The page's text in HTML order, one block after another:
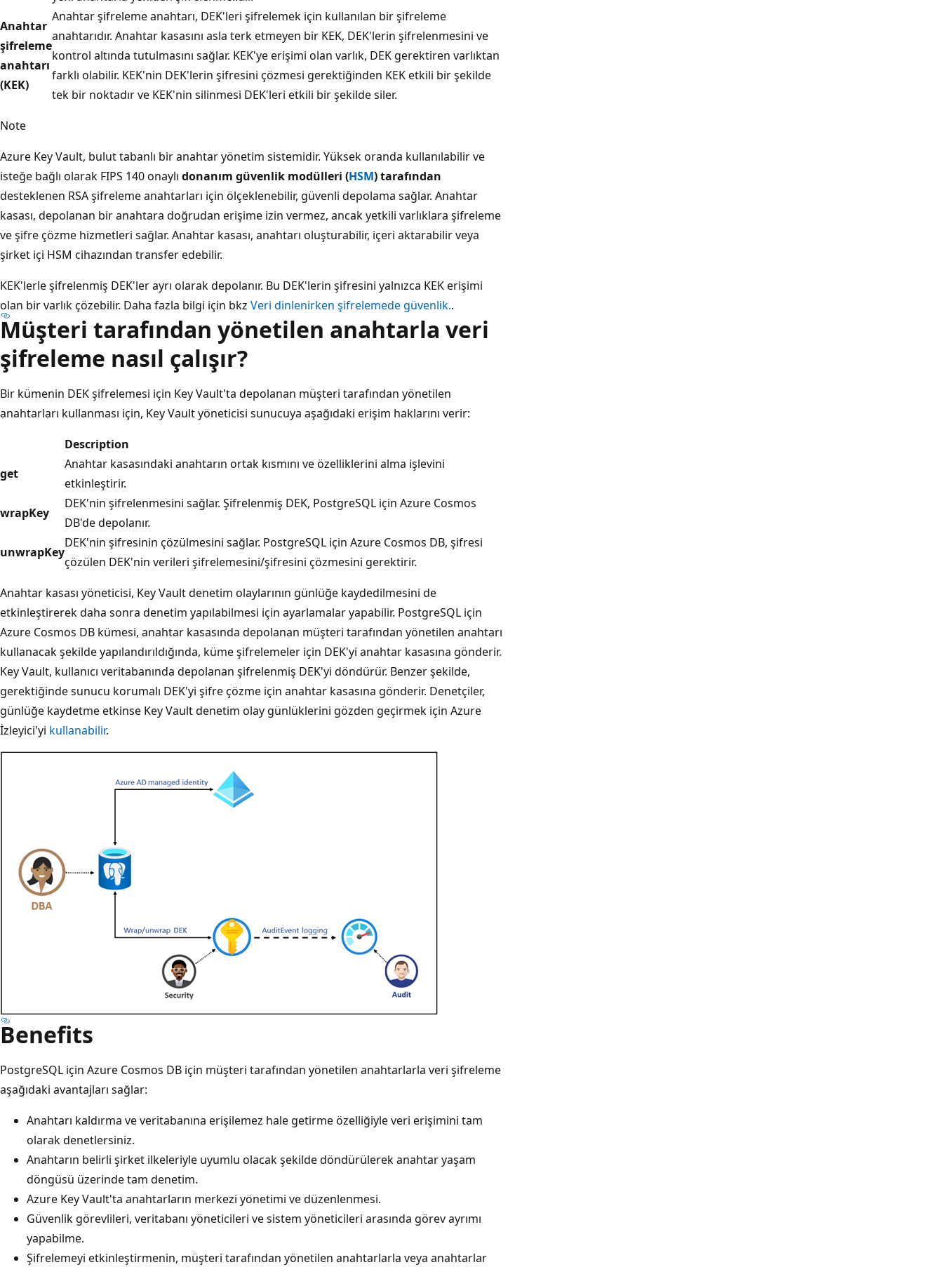
Anahtar
şifreleme
anahtarı
(KEK)
Anahtar şifreleme anahtarı, DEK'leri şifrelemek için kullanılan bir şifreleme
anahtarıdır. Anahtar kasasını asla terk etmeyen bir KEK, DEK'lerin şifrelenmesini ve
kontrol altında tutulmasını sağlar. KEK'ye erişimi olan varlık, DEK gerektiren varlıktan
farklı olabilir. KEK'nin DEK'lerin şifresini çözmesi gerektiğinden KEK etkili bir şekilde
tek bir noktadır ve KEK'nin silinmesi DEK'leri etkili bir şekilde siler.
Note
Azure Key Vault, bulut tabanlı bir anahtar yönetim sistemidir. Yüksek oranda kullanılabilir ve
isteğe bağlı olarak FIPS 140 onaylı donanım güvenlik modülleri (HSM) tarafından
desteklenen RSA şifreleme anahtarları için ölçeklenebilir, güvenli depolama sağlar. Anahtar
kasası, depolanan bir anahtara doğrudan erişime izin vermez, ancak yetkili varlıklara şifreleme
ve şifre çözme hizmetleri sağlar. Anahtar kasası, anahtarı oluşturabilir, içeri aktarabilir veya
şirket içi HSM cihazından transfer edebilir.
KEK'lerle şifrelenmiş DEK'ler ayrı olarak depolanır. Bu DEK'lerin şifresini yalnızca KEK erişimi
olan bir varlık çözebilir. Daha fazla bilgi için bkz Veri dinlenirken şifrelemede güvenlik..
Müşteri tarafından yönetilen anahtarla veri
şifreleme nasıl çalışır?
Bir kümenin DEK şifrelemesi için Key Vault'ta depolanan müşteri tarafından yönetilen
anahtarları kullanması için, Key Vault yöneticisi sunucuya aşağıdaki erişim haklarını verir:
Description
get
Anahtar kasasındaki anahtarın ortak kısmını ve özelliklerini alma işlevini
etkinleştirir.
wrapKey
DEK'nin şifrelenmesini sağlar. Şifrelenmiş DEK, PostgreSQL için Azure Cosmos
DB'de depolanır.
unwrapKey
DEK'nin şifresinin çözülmesini sağlar. PostgreSQL için Azure Cosmos DB, şifresi
çözülen DEK'nin verileri şifrelemesini/şifresini çözmesini gerektirir.
Anahtar kasası yöneticisi, Key Vault denetim olaylarının günlüğe kaydedilmesini de
etkinleştirerek daha sonra denetim yapılabilmesi için ayarlamalar yapabilir. PostgreSQL için
Azure Cosmos DB kümesi, anahtar kasasında depolanan müşteri tarafından yönetilen anahtarı
kullanacak şekilde yapılandırıldığında, küme şifrelemeler için DEK'yi anahtar kasasına gönderir.
Key Vault, kullanıcı veritabanında depolanan şifrelenmiş DEK'yi döndürür. Benzer şekilde,
gerektiğinde sunucu korumalı DEK'yi şifre çözme için anahtar kasasına gönderir. Denetçiler,
günlüğe kaydetme etkinse Key Vault denetim olay günlüklerini gözden geçirmek için Azure
İzleyici'yi kullanabilir.
Benefits
PostgreSQL için Azure Cosmos DB için müşteri tarafından yönetilen anahtarlarla veri şifreleme
aşağıdaki avantajları sağlar:
Anahtarı kaldırma ve veritabanına erişilemez hale getirme özelliğiyle veri erişimini tam
olarak denetlersiniz.
Anahtarın belirli şirket ilkeleriyle uyumlu olacak şekilde döndürülerek anahtar yaşam
döngüsü üzerinde tam denetim.
Azure Key Vault'ta anahtarların merkezi yönetimi ve düzenlenmesi.
Güvenlik görevlileri, veritabanı yöneticileri ve sistem yöneticileri arasında görev ayrımı
yapabilme.
Şifrelemeyi etkinleştirmenin, müşteri tarafından yönetilen anahtarlarla veya anahtarlar